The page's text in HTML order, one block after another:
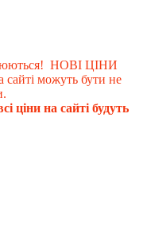
НОВІ ЦІНИ
можуть бути не
ціни на сайті будуть